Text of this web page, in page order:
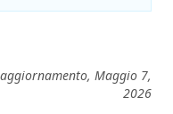
Maggio 7,
2026